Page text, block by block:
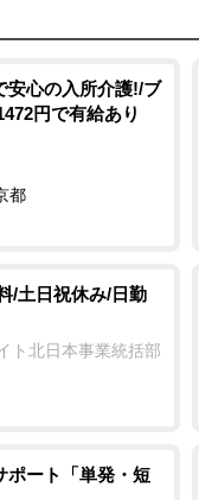
安心の入所介護!/ブ
円で有給あり
都
/土日祝休み/日勤
ト北日本事業統括部
ポート「単発・短